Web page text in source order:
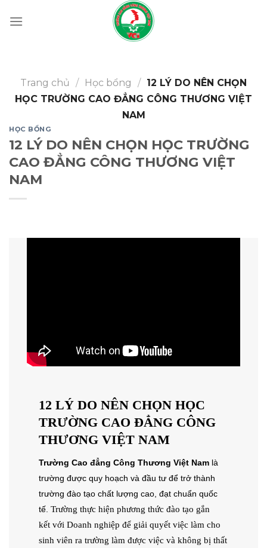
Trang chủ / Học bổng / 12 LÝ DO NÊN CHỌN
HỌC TRƯỜNG CAO ĐẲNG CÔNG THƯƠNG VIỆT
NAM
HỌC BỔNG
12 LÝ DO NÊN CHỌN HỌC TRƯỜNG
CAO ĐẲNG CÔNG THƯƠNG VIỆT
NAM
12 LÝ DO NÊN CHỌN HỌC
TRƯỜNG CAO ĐẲNG CÔNG
THƯƠNG VIỆT NAM
Trường Cao đẳng Công Thương Việt Nam là
trường được quy hoạch và đầu tư để trở thành
trường đào tạo chất lượng cao, đạt chuẩn quốc
tế. Trường thực hiện phương thức đào tạo gắn
kết với Doanh nghiệp để giải quyết việc làm cho
sinh viên ra trường làm được việc và không bị thất